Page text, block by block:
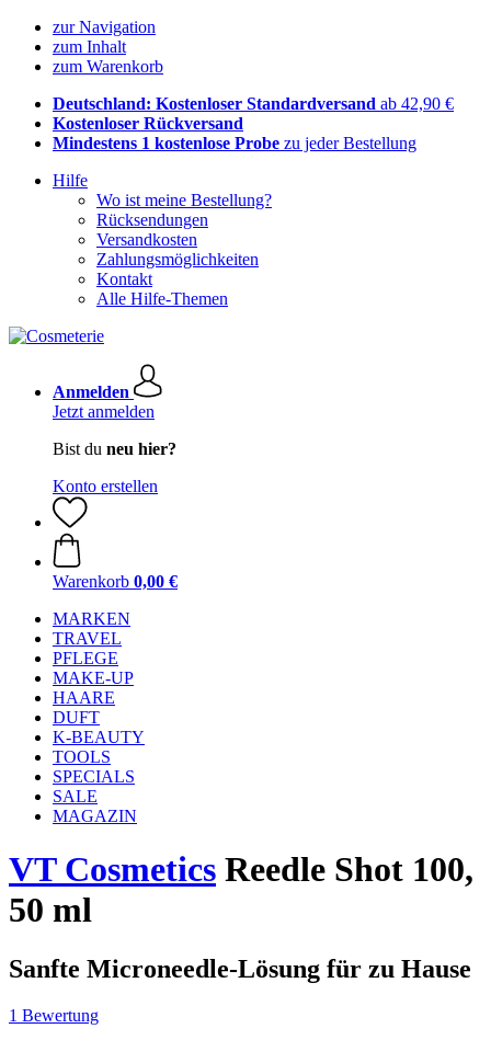
zur Navigation
zum Inhalt
zum Warenkorb
Deutschland: Kostenloser Standardversand ab 42,90 €
Kostenloser Rückversand
Mindestens 1 kostenlose Probe zu jeder Bestellung
Hilfe
Wo ist meine Bestellung?
Rücksendungen
Versandkosten
Zahlungsmöglichkeiten
Kontakt
Alle Hilfe-Themen
Anmelden
Jetzt anmelden
Bist du neu hier?
Konto erstellen
Warenkorb 0,00 €
MARKEN
TRAVEL
PFLEGE
MAKE-UP
HAARE
DUFT
K-BEAUTY
TOOLS
SPECIALS
SALE
MAGAZIN
VT Cosmetics Reedle Shot 100,
50 ml
Sanfte Microneedle-Lösung für zu Hause
1 Bewertung